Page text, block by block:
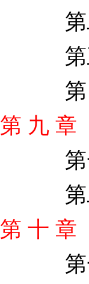
第二
第三
第四
第 九
第一
第二
第 十 章
第一